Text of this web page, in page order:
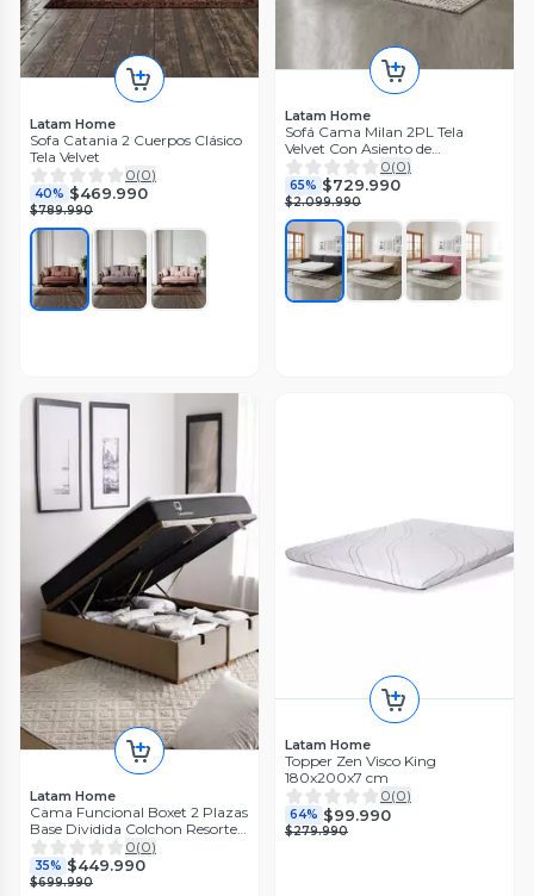
Latam Home
Sofa Catania 2 Cuerpos Clásico
Tela Velvet
0(0)
40% $469.990
$789.990
Latam Home
Sofá Cama Milan 2PL Tela
Velvet Con Asiento de
Resortes Pocket
0(0)
65% $729.990
$2.099.990
Latam Home
Cama Funcional Boxet 2 Plazas
Base Dividida Colchon Resortes
New Top Funda Lavable Beige
0(0)
35% $449.990
$699.990
Latam Home
Topper Zen Visco King
180x200x7 cm
0(0)
64% $99.990
$279.990